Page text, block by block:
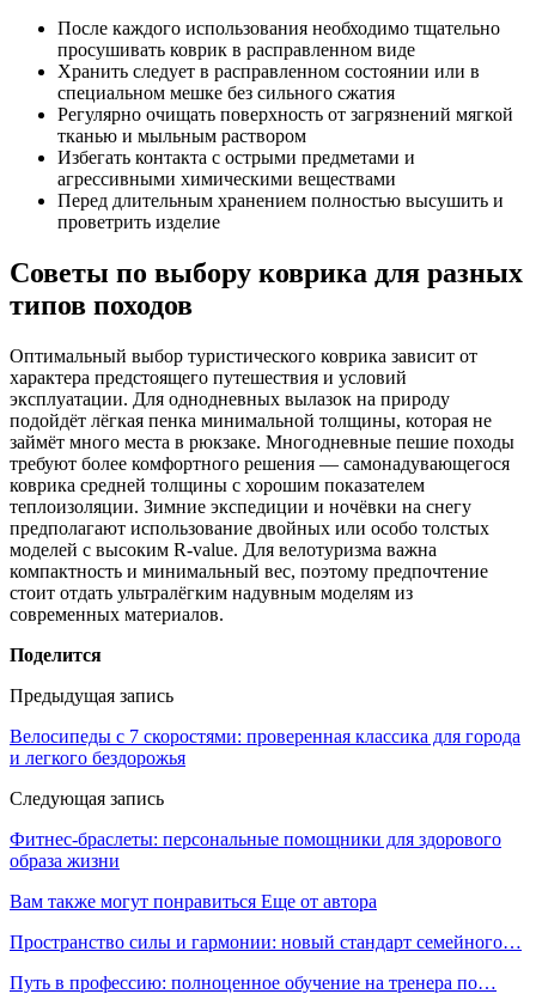
После каждого использования необходимо тщательно
просушивать коврик в расправленном виде
Хранить следует в расправленном состоянии или в
специальном мешке без сильного сжатия
Регулярно очищать поверхность от загрязнений мягкой
тканью и мыльным раствором
Избегать контакта с острыми предметами и
агрессивными химическими веществами
Перед длительным хранением полностью высушить и
проветрить изделие
Советы по выбору коврика для разных
типов походов
Оптимальный выбор туристического коврика зависит от
характера предстоящего путешествия и условий
эксплуатации. Для однодневных вылазок на природу
подойдёт лёгкая пенка минимальной толщины, которая не
займёт много места в рюкзаке. Многодневные пешие походы
требуют более комфортного решения — самонадувающегося
коврика средней толщины с хорошим показателем
теплоизоляции. Зимние экспедиции и ночёвки на снегу
предполагают использование двойных или особо толстых
моделей с высоким R-value. Для велотуризма важна
компактность и минимальный вес, поэтому предпочтение
стоит отдать ультралёгким надувным моделям из
современных материалов.
Поделится
Предыдущая запись
Велосипеды с 7 скоростями: проверенная классика для города
и легкого бездорожья
Следующая запись
Фитнес-браслеты: персональные помощники для здорового
образа жизни
Вам также могут понравиться Еще от автора
Пространство силы и гармонии: новый стандарт семейного…
Путь в профессию: полноценное обучение на тренера по…